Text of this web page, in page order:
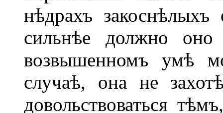
нѣдрахъ
сильнѣе должно
возвышенномъ умѣ
случаѣ, она не
довольствоваться